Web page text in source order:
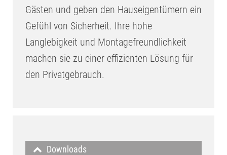
Gästen und geben den Hauseigentümern ein
Gefühl von Sicherheit. Ihre hohe
Langlebigkeit und Montagefreundlichkeit
machen sie zu einer effizienten Lösung für
den Privatgebrauch.
Downloads